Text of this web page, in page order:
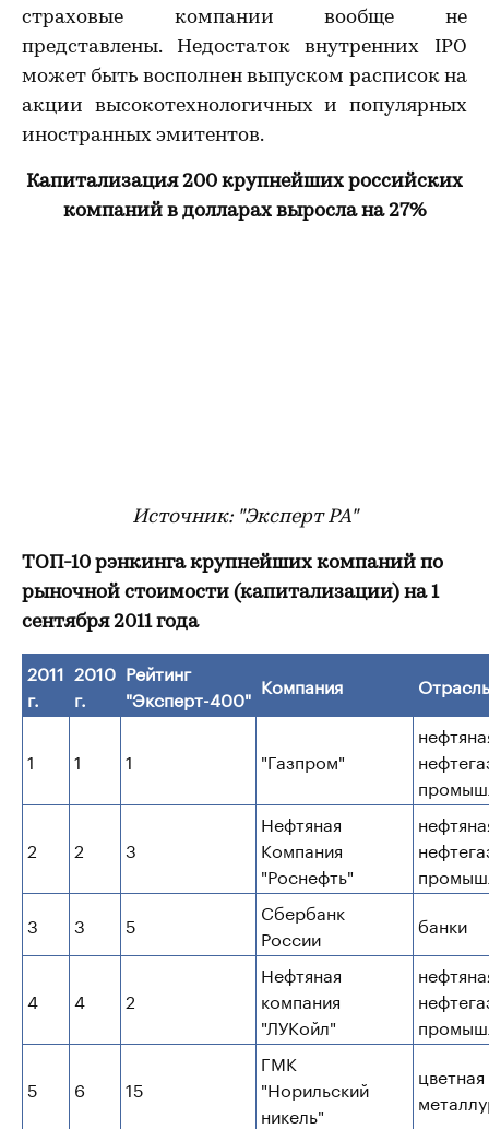
страховые компании вообще не
представлены. Недостаток внутренних IPO
может быть восполнен выпуском расписок на
акции высокотехнологичных и популярных
иностранных эмитентов.
Капитализация 200 крупнейших российских
компаний в долларах выросла на 27%
Источник: "Эксперт РА"
ТОП-10 рэнкинга крупнейших компаний по
рыночной стоимости (капитализации) на 1
сентября 2011 года
2011
г.
2010
г.
Рейтинг
"Эксперт-400" Компания Отрасль
1 1 1 "Газпром"
2 2 3
Нефтяная
Компания
"Роснефть"
3
3 5
Сбербанк
России
банки
4 4 2
Нефтяная
компания
"ЛУКойл"
5 6 15
ГМК
"Норильский
никель"
цветная